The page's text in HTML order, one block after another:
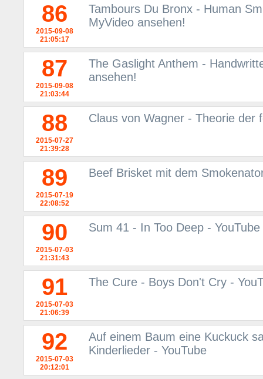
86
2015-09-08
21:05:17
Tambours Du Bronx - Human
MyVideo ansehen!
87
2015-09-08
21:03:44
The Gaslight Anthem -
ansehen!
88
2015-07-27
21:39:28
Claus von Wagner - Theorie der
89
2015-07-19
22:08:52
Beef Brisket mit dem
90
2015-07-03
21:31:43
Sum 41 - In Too Deep - YouTube
91
2015-07-03
21:06:39
The Cure - Boys Don't Cry -
92
2015-07-03
20:12:01
Auf einem Baum eine Kuckuck
Kinderlieder - YouTube